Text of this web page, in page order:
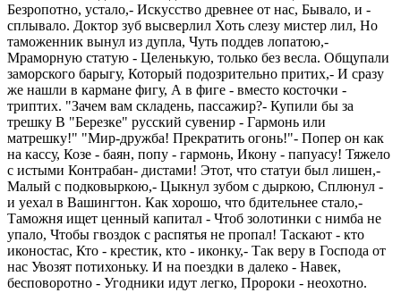
Безропотно, устало,- Искусство древнее от нас, Бывало, и -
сплывало. Доктор зуб высверлил Хоть слезу мистер лил, Но
таможенник вынул из дупла, Чуть поддев лопатою,-
Мраморную статую - Целенькую, только без весла. Общупали
заморского барыгу, Который подозрительно притих,- И сразу
же нашли в кармане фигу, А в фиге - вместо косточки -
триптих. "Зачем вам складень, пассажир?- Купили бы за
трешку В "Березке" русский сувенир - Гармонь или
матрешку!" "Мир-дружба! Прекратить огонь!"- Попер он как
на кассу, Козе - баян, попу - гармонь, Икону - папуасу! Тяжело
с истыми Контрабан- дистами! Этот, что статуи был лишен,-
Малый с подковыркою,- Цыкнул зубом с дыркою, Сплюнул -
и уехал в Вашингтон. Как хорошо, что бдительнее стало,-
Таможня ищет ценный капитал - Чтоб золотинки с нимба не
упало, Чтобы гвоздок с распятья не пропал! Таскают - кто
иконостас, Кто - крестик, кто - иконку,- Так веру в Господа от
нас Увозят потихоньку. И на поездки в далеко - Навек,
бесповоротно - Угодники идут легко, Пророки - неохотно.